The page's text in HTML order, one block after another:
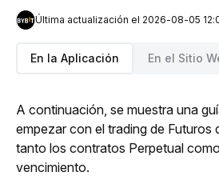
Última actualización el 2026-08-05
En la Aplicación En el Sitio
A continuación, se muestra una
empezar con el trading de Futuros
tanto los contratos Perpetual
vencimiento.